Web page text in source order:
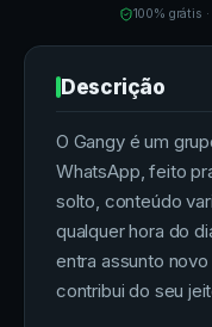
100% grátis
Descrição
O Gangy é um
WhatsApp, feito
solto, conteúdo
qualquer hora do
entra assunto
contribui do seu